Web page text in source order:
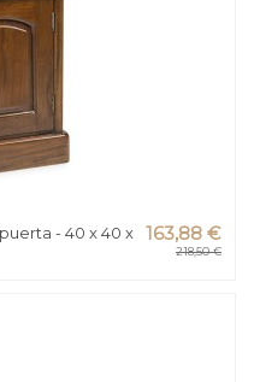
- 40 x 40 x
163,88 €
218,50 €